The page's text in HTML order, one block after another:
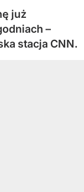
już
–
stacja CNN.